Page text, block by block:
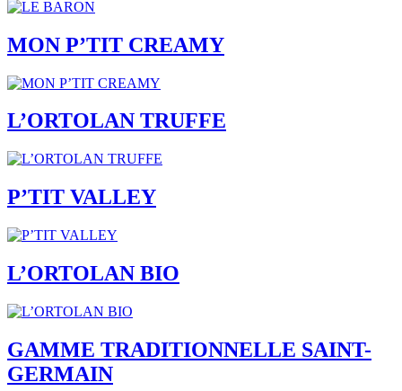
MON P’TIT CREAMY
L’ORTOLAN TRUFFE
P’TIT VALLEY
L’ORTOLAN BIO
GAMME TRADITIONNELLE SAINT-
GERMAIN